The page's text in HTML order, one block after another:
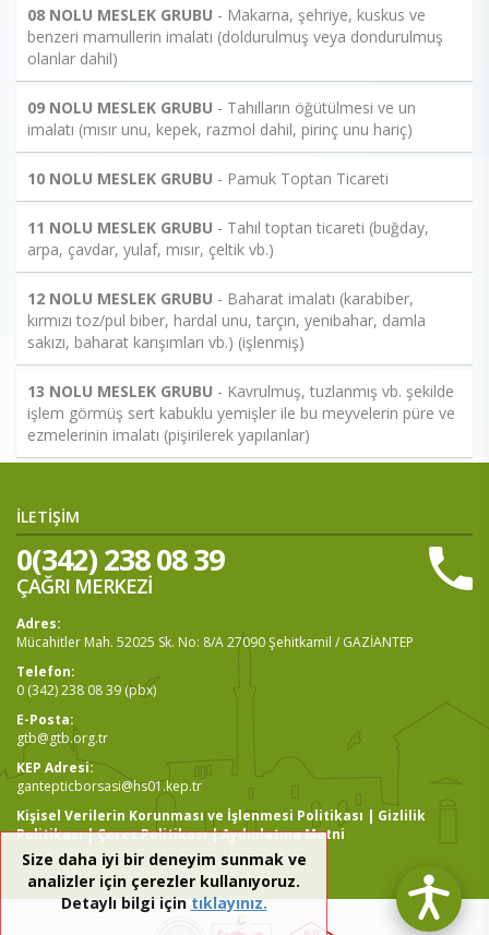
08 NOLU MESLEK GRUBU - Makarna, şehriye, kuskus ve
benzeri mamullerin imalatı (doldurulmuş veya dondurulmuş
olanlar dahil)
09 NOLU MESLEK GRUBU - Tahılların öğütülmesi ve un
imalatı (mısır unu, kepek, razmol dahil, pirinç unu hariç)
10 NOLU MESLEK GRUBU - Pamuk Toptan Ticareti
11 NOLU MESLEK GRUBU - Tahıl toptan ticareti (buğday,
arpa, çavdar, yulaf, mısır, çeltik vb.)
12 NOLU MESLEK GRUBU - Baharat imalatı (karabiber,
kırmızı toz/pul biber, hardal unu, tarçın, yenibahar, damla
sakızı, baharat karışımları vb.) (işlenmiş)
13 NOLU MESLEK GRUBU - Kavrulmuş, tuzlanmış vb. şekilde
işlem görmüş sert kabuklu yemişler ile bu meyvelerin püre ve
ezmelerinin imalatı (pişirilerek yapılanlar)
İLETİŞİM
0(342) 238 08 39
ÇAĞRI MERKEZİ
Adres:
Mücahitler Mah. 52025 Sk. No: 8/A 27090 Şehitkamil / GAZİANTEP
Telefon:
0 (342) 238 08 39 (pbx)
E-Posta:
gtb@gtb.org.tr
KEP Adresi:
gantepticborsasi@hs01.kep.tr
Kişisel Verilerin Korunması ve İşlenmesi Politikası | Gizlilik
Politikası|Çerez Politikası|Aydınlatma Metni
Size daha iyi bir deneyim sunmak ve
analizler için çerezler kullanıyoruz.
Detaylı bilgi içintıklayınız.